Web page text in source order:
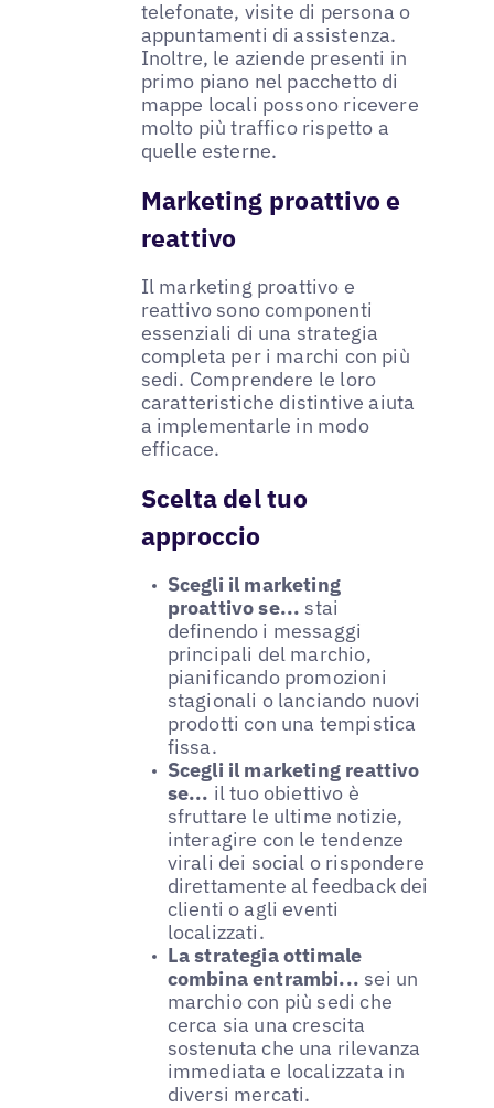
telefonate, visite di persona o
appuntamenti di assistenza.
Inoltre, le aziende presenti in
primo piano nel pacchetto di
mappe locali possono ricevere
molto più traffico rispetto a
quelle esterne.
Marketing proattivo e
reattivo
Il marketing proattivo e
reattivo sono componenti
essenziali di una strategia
completa per i marchi con più
sedi. Comprendere le loro
caratteristiche distintive aiuta
a implementarle in modo
efficace.
Scelta del tuo
approccio
Scegli il marketing
proattivo se... stai
definendo i messaggi
principali del marchio,
pianificando promozioni
stagionali o lanciando nuovi
prodotti con una tempistica
fissa.
Scegli il marketing reattivo
se... il tuo obiettivo è
sfruttare le ultime notizie,
interagire con le tendenze
virali dei social o rispondere
direttamente al feedback dei
clienti o agli eventi
localizzati.
La strategia ottimale
combina entrambi... sei un
marchio con più sedi che
cerca sia una crescita
sostenuta che una rilevanza
immediata e localizzata in
diversi mercati.